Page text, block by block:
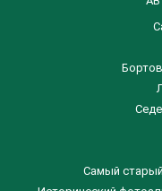
Самый